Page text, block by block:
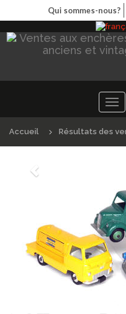
Qui sommes-nous?
Accueil Résultats des
Précédént